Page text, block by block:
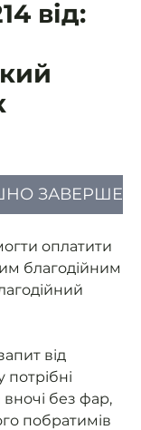
від:
оплатити
благодійним
від
потрібні
без фар,
побратимів